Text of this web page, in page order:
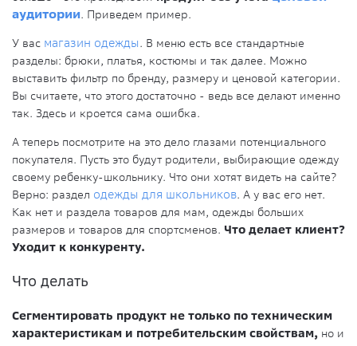
аудитории. Приведем пример.
У вас магазин одежды. В меню есть все стандартные
разделы: брюки, платья, костюмы и так далее. Можно
выставить фильтр по бренду, размеру и ценовой категории.
Вы считаете, что этого достаточно - ведь все делают именно
так. Здесь и кроется сама ошибка.
А теперь посмотрите на это дело глазами потенциального
покупателя. Пусть это будут родители, выбирающие одежду
своему ребенку-школьнику. Что они хотят видеть на сайте?
Верно: раздел одежды для школьников. А у вас его нет.
Как нет и раздела товаров для мам, одежды больших
размеров и товаров для спортсменов. Что делает клиент?
Уходит к конкуренту.
Что делать
Сегментировать продукт не только по техническим
характеристикам и потребительским свойствам, но и